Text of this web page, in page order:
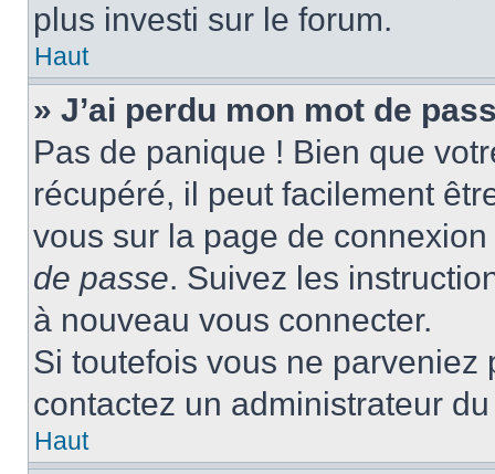
plus investi sur le forum.
Haut
» J’ai perdu mon mot de
Pas de panique ! Bien que
récupéré, il peut facilement
vous sur la page de
de passe. Suivez les
à nouveau vous connecter.
Si toutefois vous ne
contactez un administrateur
Haut